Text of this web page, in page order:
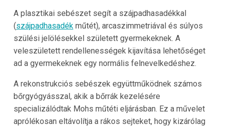
A plasztikai sebészet segít a szájpadhasadékkal
(szájpadhasadékműtét), arcaszimmetriával és súlyos
szülési jelölésekkel született gyermekeknek. A
veleszületett rendellenességek kijavítása lehetőséget
ad a gyermekeknek egy normális felnevelkedéshez.
A rekonstrukciós sebészek együttműködnek számos
bőrgyógyásszal, akik a bőrrák kezelésére
specializálódtak Mohs műtéti eljárásban. Ez a művelet
aprólékosan eltávolítja a rákos sejteket, hogy kizárólag